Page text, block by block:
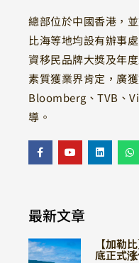
總部位於中國香港，
比海等地均設有辦事
資移民品牌大獎及年
素質獲業界肯定，廣
Bloomberg、TVB、
導。
最新文章
【加勒
底正式涨